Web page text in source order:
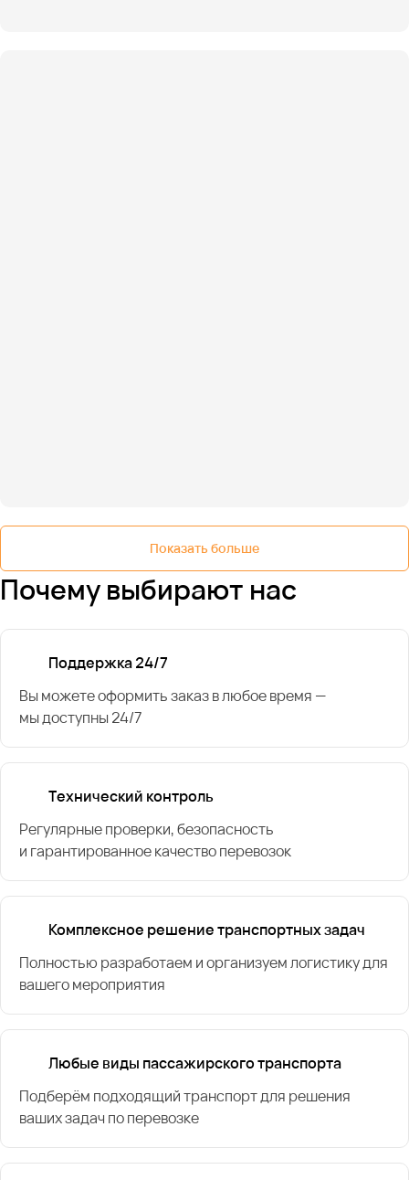
Показать больше
Почему выбирают нас
Поддержка 24/7
Вы можете оформить заказ в любое время —
мы доступны 24/7
Технический контроль
Регулярные проверки, безопасность
и гарантированное качество перевозок
Комплексное решение транспортных задач
Полностью разработаем и организуем логистику для
вашего мероприятия
Любые виды пассажирского транспорта
Подберём подходящий транспорт для решения
ваших задач по перевозке